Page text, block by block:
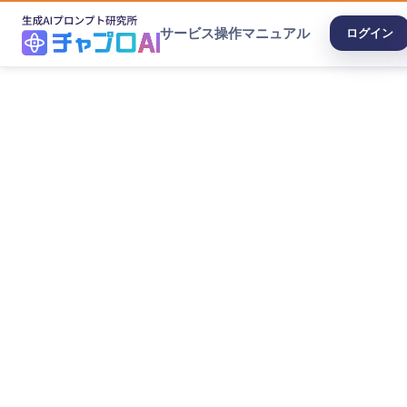
サービス操作マニュアル ログイン